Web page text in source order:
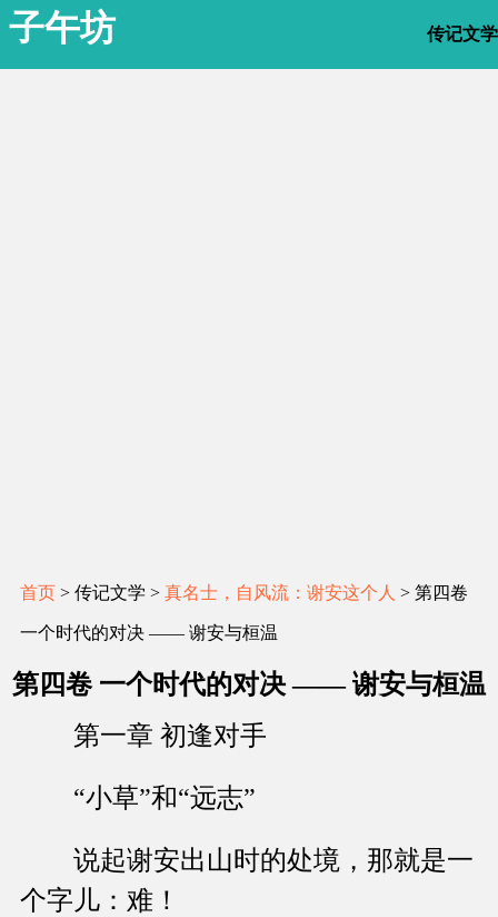
子午坊 传记文学
首页 > 传记文学 > 真名士，自风流：谢安这个人 > 第四卷
一个时代的对决 —— 谢安与桓温
第四卷 一个时代的对决 —— 谢安与桓温
第一章 初逢对手
“小草”和“远志”
说起谢安出山时的处境，那就是一
个字儿：难！